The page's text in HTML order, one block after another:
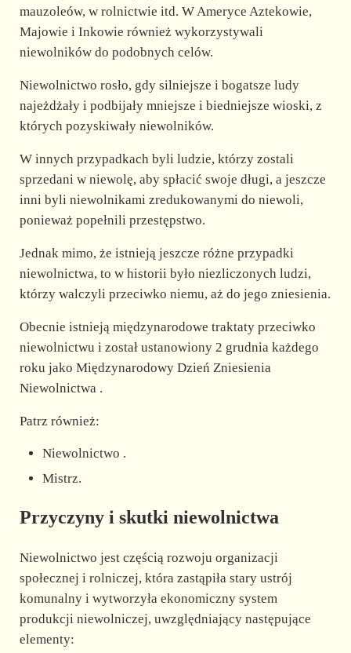
mauzoleów, w rolnictwie itd. W Ameryce Aztekowie,
Majowie i Inkowie również wykorzystywali
niewolników do podobnych celów.
Niewolnictwo rosło, gdy silniejsze i bogatsze ludy
najeżdżały i podbijały mniejsze i biedniejsze wioski, z
których pozyskiwały niewolników.
W innych przypadkach byli ludzie, którzy zostali
sprzedani w niewolę, aby spłacić swoje długi, a jeszcze
inni byli niewolnikami zredukowanymi do niewoli,
ponieważ popełnili przestępstwo.
Jednak mimo, że istnieją jeszcze różne przypadki
niewolnictwa, to w historii było niezliczonych ludzi,
którzy walczyli przeciwko niemu, aż do jego zniesienia.
Obecnie istnieją międzynarodowe traktaty przeciwko
niewolnictwu i został ustanowiony 2 grudnia każdego
roku jako Międzynarodowy Dzień Zniesienia
Niewolnictwa .
Patrz również:
Niewolnictwo .
Mistrz.
Przyczyny i skutki niewolnictwa
Niewolnictwo jest częścią rozwoju organizacji
społecznej i rolniczej, która zastąpiła stary ustrój
komunalny i wytworzyła ekonomiczny system
produkcji niewolniczej, uwzględniający następujące
elementy: